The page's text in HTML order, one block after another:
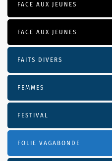
FACE AUX JEUNES
FACE AUX JEUNES
FAITS DIVERS
FEMMES
FESTIVAL
FOLIE VAGABONDE